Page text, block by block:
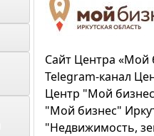
Сайт Центра «Мой
Telegram-канал
Центр "Мой
"Мой бизнес"
"Недвижимость,